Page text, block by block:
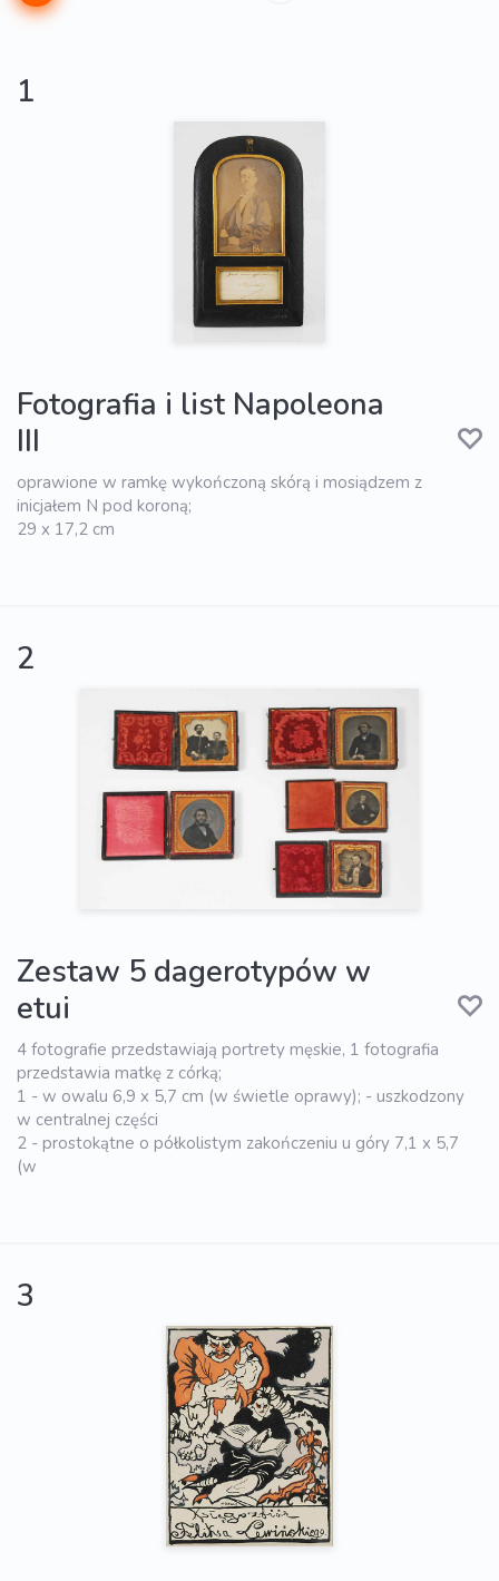
1
Fotografia i list Napoleona
III
oprawione w ramkę wykończoną skórą i mosiądzem z
inicjałem N pod koroną;
29 x 17,2 cm
2
Zestaw 5 dagerotypów w
etui
4 fotografie przedstawiają portrety męskie, 1 fotografia
przedstawia matkę z córką;
1 - w owalu 6,9 x 5,7 cm (w świetle oprawy); - uszkodzony
w centralnej części
2 - prostokątne o półkolistym zakończeniu u góry 7,1 x 5,7
(w
3